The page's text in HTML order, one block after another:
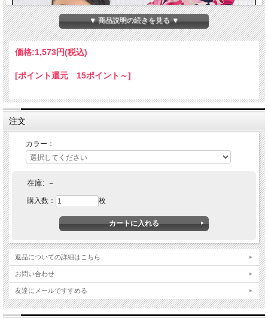
▼ 商品説明の続きを見る ▼
価格:1,573円(税込)
[ポイント還元 15ポイント～]
注文
カラー：
在庫: －
購入数： 枚
返品についての詳細はこちら
お問い合わせ
友達にメールですすめる